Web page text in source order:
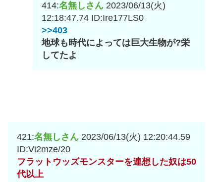
414:名無しさん 2023/06/13(火)
12:18:47.74 ID:Ire177LS0
>>403
地球も時代によっては巨大生物が?栄
してたよ
421:名無しさん 2023/06/13(火) 12:20:44.59
ID:Vi2mze/20
フラットウッズモンスターを連想した奴は50
代以上